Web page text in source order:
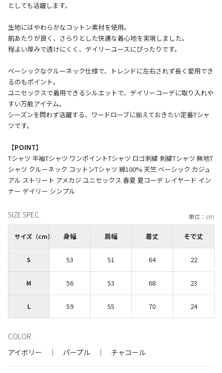
としても活躍します。
生地にはやわらかなコットン素材を使用。
肌あたりが良く、さらりとした快適な着心地を実現しました。
程よい厚みで透けにくく、デイリーユースにぴったりです。
ベーシックなクルーネック仕様で、トレンドに左右されず長く愛用でき
るのもポイント。
ユニセックスで着用できるシルエットで、デイリーコーデに取り入れや
すい万能アイテム。
シーズンを問わず活躍する、ワードローブに揃えておきたい定番Tシャ
ツです。
【POINT】
Tシャツ 半袖Tシャツ ワンポイントTシャツ ロゴ刺繍 刺繍Tシャツ 無地T
シャツ クルーネック コットンTシャツ 綿100% 天竺 ベーシック カジュ
アル ストリート アメカジ ユニセックス 春夏 夏コーデ レイヤード イン
SIZE SPEC.
サイズ（cm） 身幅 肩幅 着丈 そで丈
S 53 51 64 22
M 56 53 68 23
L 59 55 70 24
COLOR.
アイボリー ｜ パープル ｜ チャコール